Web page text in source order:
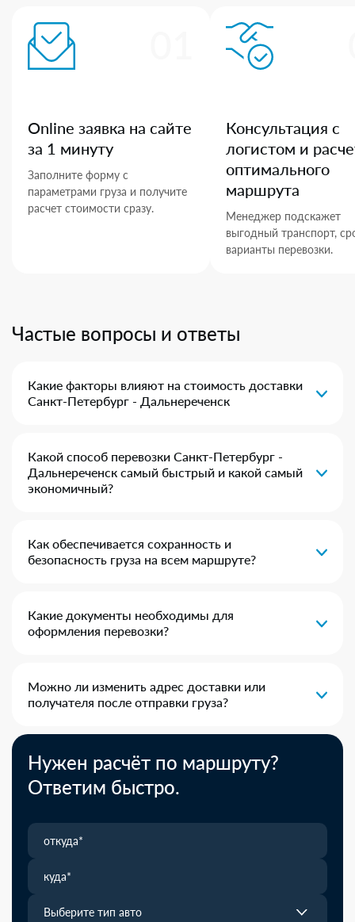
Online заявка на сайте
за 1 минуту
Заполните форму с
параметрами груза и получите
расчет стоимости сразу.
Консультация с
логистом и
оптимального
маршрута
Менеджер подскажет
выгодный транспорт,
варианты перевозки.
Частые вопросы и ответы
Какие факторы влияют на стоимость доставки
Санкт-Петербург - Дальнереченск
Какой способ перевозки Санкт-Петербург -
Дальнереченск самый быстрый и какой самый
экономичный?
Как обеспечивается сохранность и
безопасность груза на всем маршруте?
Какие документы необходимы для
оформления перевозки?
Можно ли изменить адрес доставки или
получателя после отправки груза?
Нужен расчёт по маршруту?
Ответим быстро.
Выберите тип авто